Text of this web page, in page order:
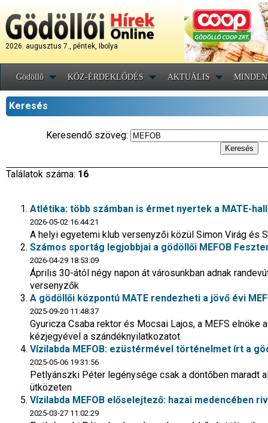
2026. augusztus 7., péntek, Ibolya
Gödöllő KÖZ-ÉRDEKLŐDÉS AKTUÁLIS
Keresés
Keresendő szöveg:
Találatok száma: 16
Atlétika: több számban is érmet nyertek a MATE-
2026-05-02 16:44:21
A helyi egyetemi klub versenyzői közül Simon Virág és
Számos sportág legjobbjai a gödöllői MEFOB
2026-04-29 18:53:09
Április 30-ától négy napon át városunkban adnak
versenyzők
A gödöllői központú MATE rendezheti a jövő évi
2025-09-20 11:48:37
Gyuricza Csaba rektor és Mocsai Lajos, a MEFS
kézjegyével a szándéknyilatkozatot
Vízilabda MEFOB: ezüstérmével történelmet írt a
2025-05-06 19:31:56
Petlyánszki Péter legénysége csak a döntőben maradt
ütközeten
Vízilabda MEFOB előselejtező: hazai medencében
2025-03-27 11:02:29